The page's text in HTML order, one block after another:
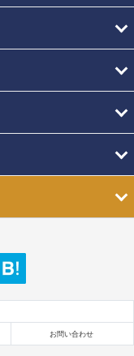
お問い合わせ